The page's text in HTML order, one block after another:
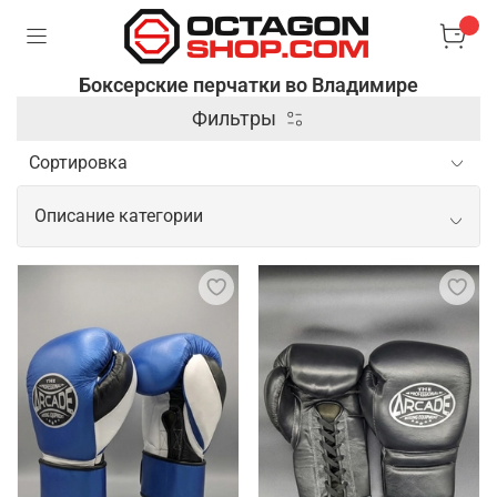
Боксерские перчатки во Владимире
Фильтры
Описание категории
Боксерские перчатки в качественном
Боксерские перчатки – специальные аксессуары,
которые используются в боксе и других
единоборствах для защиты рук и увеличения силы
ударов. Они имеют жесткую внешнюю оболочку и
мягкую подкладку, чтобы обеспечить комфорт и
защитить костяшки пальцев и суставы от